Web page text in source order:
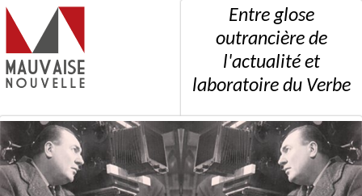
Entre glose
outrancière de
l'actualité et
laboratoire du Verbe